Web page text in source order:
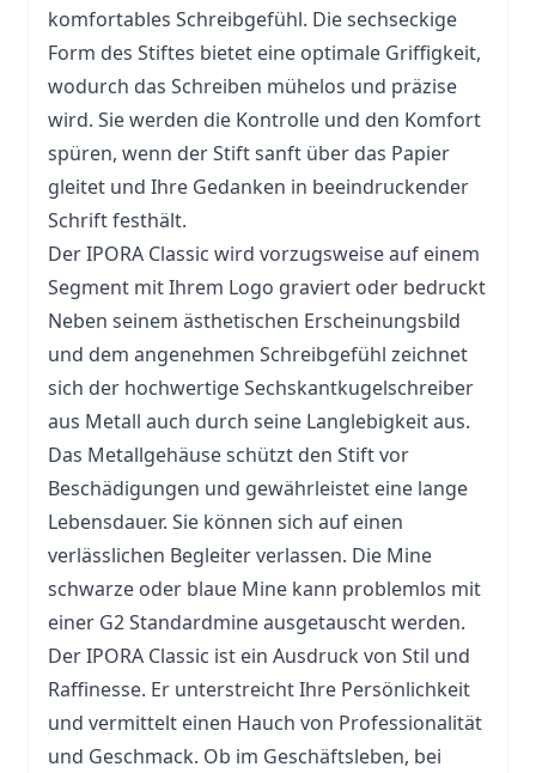
komfortables Schreibgefühl. Die sechseckige
Form des Stiftes bietet eine optimale Griffigkeit,
wodurch das Schreiben mühelos und präzise
wird. Sie werden die Kontrolle und den Komfort
spüren, wenn der Stift sanft über das Papier
gleitet und Ihre Gedanken in beeindruckender
Schrift festhält.
Der IPORA Classic wird vorzugsweise auf einem
Segment mit Ihrem Logo graviert oder bedruckt
Neben seinem ästhetischen Erscheinungsbild
und dem angenehmen Schreibgefühl zeichnet
sich der hochwertige Sechskantkugelschreiber
aus Metall auch durch seine Langlebigkeit aus.
Das Metallgehäuse schützt den Stift vor
Beschädigungen und gewährleistet eine lange
Lebensdauer. Sie können sich auf einen
verlässlichen Begleiter verlassen. Die Mine
schwarze oder blaue Mine kann problemlos mit
einer G2 Standardmine ausgetauscht werden.
Der IPORA Classic ist ein Ausdruck von Stil und
Raffinesse. Er unterstreicht Ihre Persönlichkeit
und vermittelt einen Hauch von Professionalität
und Geschmack. Ob im Geschäftsleben, bei